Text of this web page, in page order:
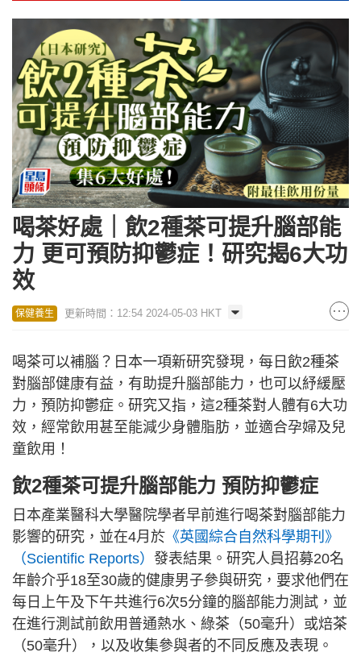
喝茶好處｜飲2種茶可提升腦部能
力 更可預防抑鬱症！研究揭6大功
效
保健養生 更新時間：12:54 2024-05-03 HKT
喝茶可以補腦？日本一項新研究發現，每日飲2種茶
對腦部健康有益，有助提升腦部能力，也可以紓緩壓
力，預防抑鬱症。研究又指，這2種茶對人體有6大功
效，經常飲用甚至能減少身體脂肪，並適合孕婦及兒
童飲用！
飲2種茶可提升腦部能力 預防抑鬱症
日本產業醫科大學醫院學者早前進行喝茶對腦部能力
影響的研究，並在4月於 《英國綜合自然科學期刊》
（Scientific Reports） 發表結果。研究人員招募20名
年齡介乎18至30歲的健康男子參與研究，要求他們在
每日上午及下午共進行6次5分鐘的腦部能力測試，並
在進行測試前飲用普通熱水、綠茶（50毫升）或焙茶
（50毫升），以及收集參與者的不同反應及表現。